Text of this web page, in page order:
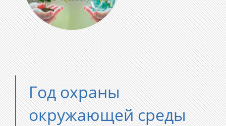
Год охраны
окружающей среды